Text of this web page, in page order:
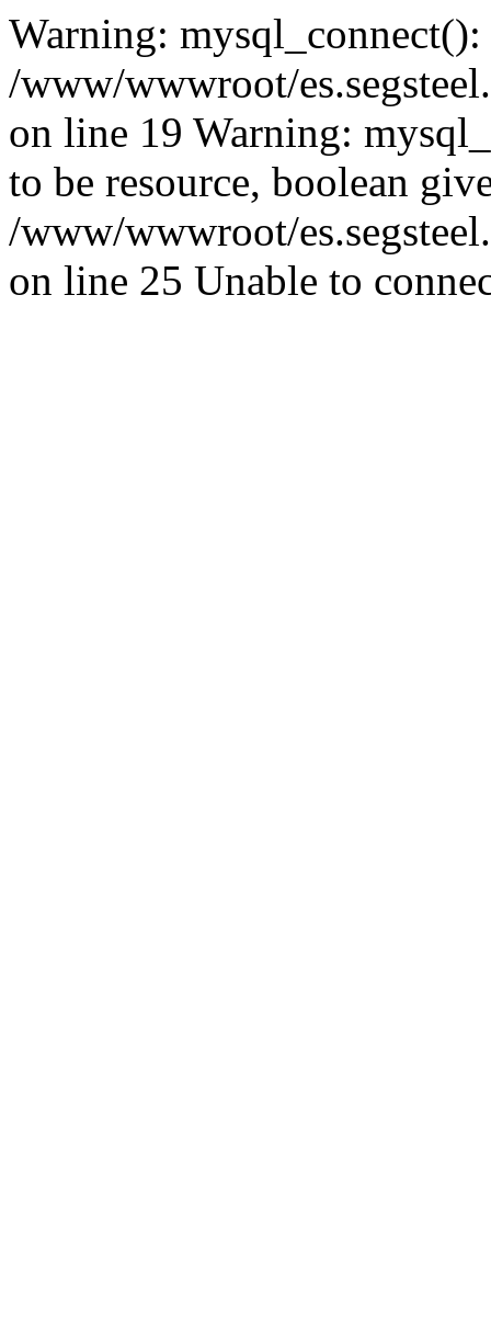
Warning:
/www/wwwroot/
on line 19 Warning:
to be resource, boolean
/www/wwwroot/
on line 25 Unable to